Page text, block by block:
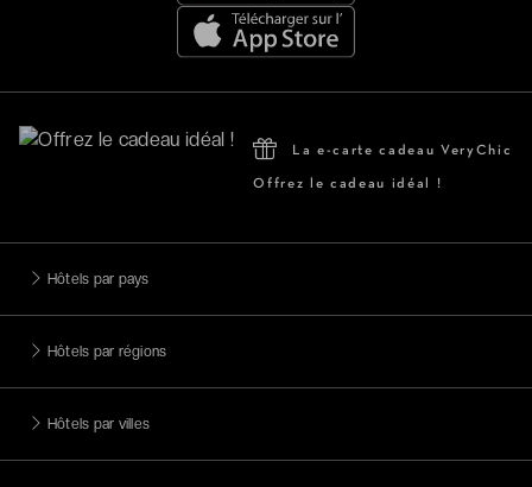
La e-carte cadeau VeryChic
Offrez le cadeau idéal !
Hôtels par pays
Hôtels par régions
Hôtels par villes